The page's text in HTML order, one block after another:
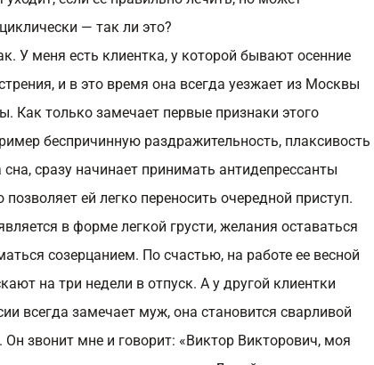
— так ли это?
У меня есть клиентка, у которой бывают осенние
и в это время она всегда уезжает из Москвы
Как только замечает первые признаки этого
беспричинную раздражительность, плаксивость
сна, сразу начинает принимать антидепрессанты
позволяет ей легко переносить очередной приступ.
в форме легкой грусти, желания оставаться
созерцанием. По счастью, на работе ее весной
на три недели в отпуск. А у другой клиентки
всегда замечает муж, она становится сварливой
Он звонит мне и говорит: «Виктор Викторович, моя